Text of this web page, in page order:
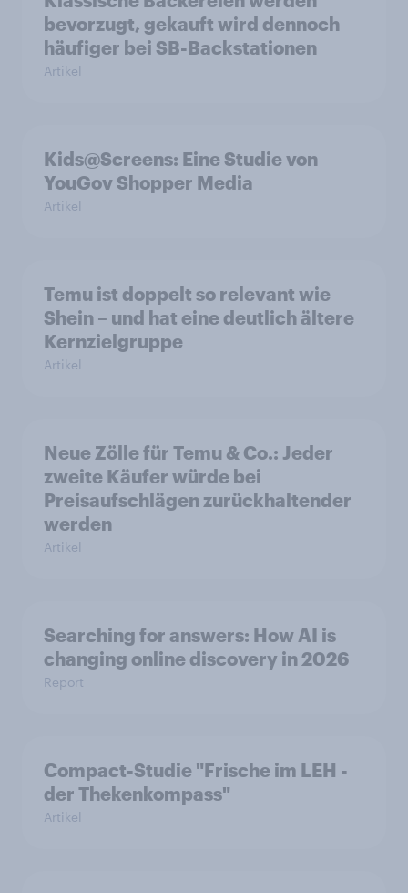
bevorzugt, gekauft wird dennoch
häufiger bei SB-Backstationen
Artikel
Kids@Screens: Eine Studie von
YouGov Shopper Media
Artikel
Temu ist doppelt so relevant wie
Shein – und hat eine deutlich ältere
Kernzielgruppe
Artikel
Neue Zölle für Temu & Co.: Jeder
zweite Käufer würde bei
Preisaufschlägen zurückhaltender
werden
Artikel
Searching for answers: How AI is
changing online discovery in 2026
Report
Compact-Studie "Frische im LEH -
der Thekenkompass"
Artikel